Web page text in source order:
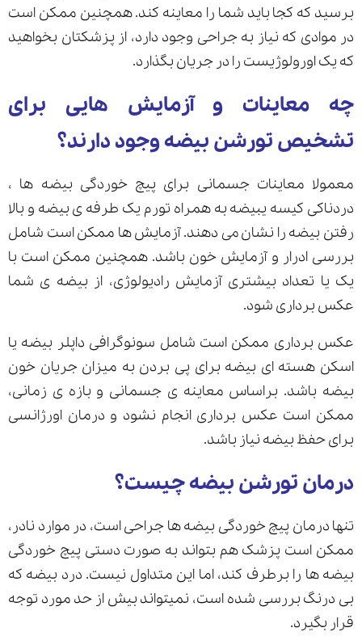
برسید که کجا باید شما را معاینه کند. همچنین ممکن است
در موادی که نیاز به جراحی وجود دارد، از پزشکتان بخواهید
که یک اورولوژیست را در جریان بگذارد.
چه معاینات و آزمایش هایی برای
تشخیص تورشن بیضه وجود دارند؟
معمولا معاینات جسمانی برای پیچ خوردگی بیضه ها ،
دردناکی کیسه یبیضه به همراه تورم یک طرفه ی بیضه و بالا
رفتن بیضه را نشان می دهند. آزمایش ها ممکن است شامل
بررسی ادرار و آزمایش خون باشد. همچنین ممکن است با
یک یا تعداد بیشتری آزمایش رادیولوژی، از بیضه ی شما
عکس برداری شود.
عکس برداری ممکن است شامل سونوگرافی داپلر بیضه یا
اسکن هسته ای بیضه برای پی بردن به میزان جریان خون
بیضه باشد. براساس معاینه ی جسمانی و بازه ی زمانی،
ممکن است عکس برداری انجام نشود و درمان اورژانسی
برای حفظ بیضه نیاز باشد.
درمان تورشن بیضه چیست؟
تنها درمان پیچ خوردگی بیضه ها جراحی است، در موارد نادر،
ممکن است پزشک هم بتواند به صورت دستی پیچ خوردگی
بیضه ها را برطرف کند، اما این متداول نیست. درد بیضه که
بی درنگ بررسی شده است، نمیتواند بیش از حد مورد توجه
قرار بگیرد.